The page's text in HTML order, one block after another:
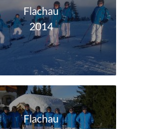
Flachau
2014
Flachau